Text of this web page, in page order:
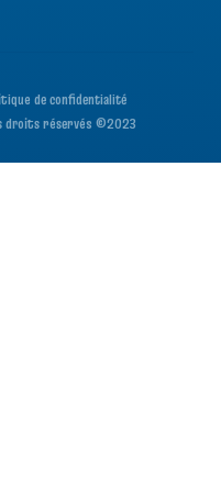
de confidentialité
droits réservés ©2023